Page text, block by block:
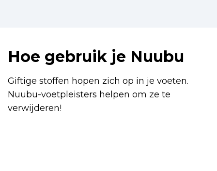
Hoe gebruik je Nuubu
Giftige stoffen hopen zich op in je voeten.
Nuubu-voetpleisters helpen om ze te
verwijderen!